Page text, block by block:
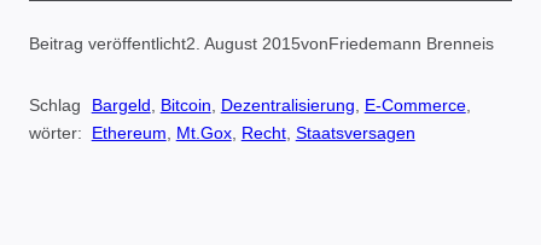
Beitrag veröffentlicht2. August 2015vonFriedemann Brenneis
Schlag
wörter:
Bargeld Bitcoin Dezentralisierung E-Commerce
Ethereum
Mt.Gox, Recht, Staatsversagen